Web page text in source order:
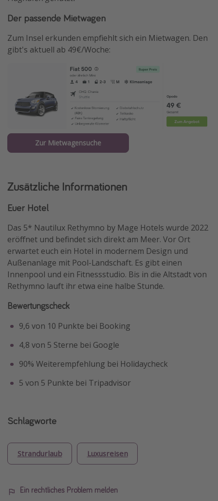
Der passende Mietwagen
Zum Insel erkunden empfiehlt sich ein Mietwagen. Den
gibt's aktuell ab 49€/Woche:
Zur Mietwagensuche
Zusätzliche Informationen
Euer Hotel
Das 5* Nautilux Rethymno by Mage Hotels wurde 2022
eröffnet und befindet sich direkt am Meer. Vor Ort
erwartet euch ein Hotel in modernem Design und
Außenanlage mit Pool-Landschaft. Es gibt einen
Innenpool und ein Fitnessstudio. Bis in die Altstadt von
Rethymno lauft ihr etwa eine halbe Stunde.
Bewertungscheck
9,6 von 10 Punkte bei Booking
4,8 von 5 Sterne bei Google
90% Weiterempfehlung bei Holidaycheck
5 von 5 Punkte bei Tripadvisor
Schlagworte
Strandurlaub Luxusreisen
Ein rechtliches Problem melden